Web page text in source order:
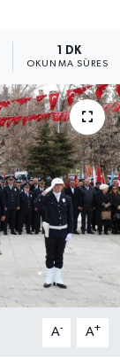
1 DK
OKUNMA SÜRESI
A- A+